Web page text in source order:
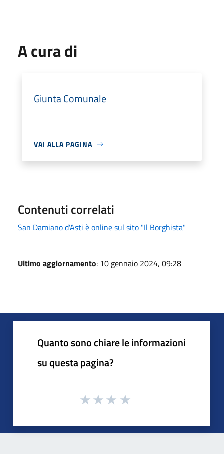
A cura di
Giunta Comunale
VAI ALLA PAGINA
Contenuti correlati
San Damiano d'Asti è online sul sito "Il Borghista"
Ultimo aggiornamento: 10 gennaio 2024, 09:28
Quanto sono chiare le informazioni
su questa pagina?